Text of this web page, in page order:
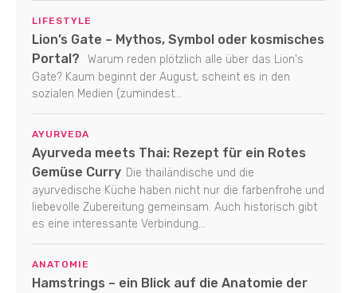
LIFESTYLE
Lion’s Gate – Mythos, Symbol oder kosmisches
Portal?
Warum reden plötzlich alle über das Lion's
Gate? Kaum beginnt der August, scheint es in den
sozialen Medien (zumindest...
AYURVEDA
Ayurveda meets Thai: Rezept für ein Rotes
Gemüse Curry Die thailändische und die
ayurvedische Küche haben nicht nur die farbenfrohe und
liebevolle Zubereitung gemeinsam. Auch historisch gibt
es eine interessante Verbindung...
ANATOMIE
Hamstrings – ein Blick auf die Anatomie der